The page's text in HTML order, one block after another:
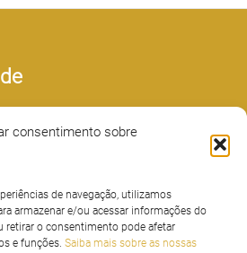
consentimento sobre
de navegação, utilizamos
armazenar e/ou acessar informações do
retirar o consentimento pode afetar
e funções. Saiba mais sobre as nossas